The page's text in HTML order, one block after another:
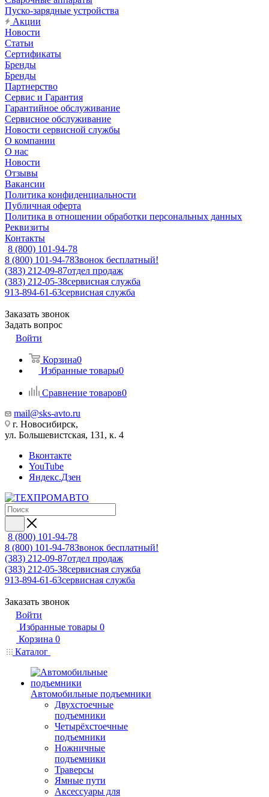
Пуско-зарядные устройства
Акции
Новости
Статьи
Сертификаты
Бренды
Бренды
Партнерство
Сервис и Гарантия
Гарантийное обслуживание
Сервисное обслуживание
Новости сервисной службы
О компании
О нас
Новости
Отзывы
Вакансии
Политика конфиденциальности
Публичная оферта
Политика в отношении обработки персональных данных
Реквизиты
Контакты
8 (800) 101-94-78
8 (800) 101-94-78Звонок бесплатный!
(383) 212-09-87отдел продаж
(383) 212-05-38сервисная служба
913-894-61-63сервисная служба
Заказать звонок
Задать вопрос
Войти
Корзина0
Избранные товары0
Сравнение товаров0
mail@sks-avto.ru
г. Новосибирск,
ул. Большевистская, 131, к. 4
Вконтакте
YouTube
Яндекс.Дзен
8 (800) 101-94-78
8 (800) 101-94-78Звонок бесплатный!
(383) 212-09-87отдел продаж
(383) 212-05-38сервисная служба
913-894-61-63сервисная служба
Заказать звонок
Войти
Избранные товары 0
Корзина 0
Каталог
Автомобильные подъемники
Двухстоечные
подъемники
Четырёхстоечные
подъемники
Ножничные
подъемники
Траверсы
Ямные пути
Аксессуары для